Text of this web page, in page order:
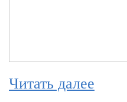
Читать далее